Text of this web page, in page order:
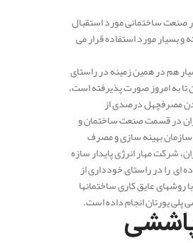
صنعت ساختمانی مورد استقبال
و بسیار مورد استفاده قرار می
هم در همین زمینه در راستای
به امروز صورت پذیرفته است.
مصرفچهل درصدی از
در قسمت صنعت ساختمان و
سازمان بهینه سازی و مصرف
شرکت مهار انرژی پایدار سازه
ای را در راستای خودداری از
روشهای عایق کاری ساختمانها
یورتان انجام داده است.